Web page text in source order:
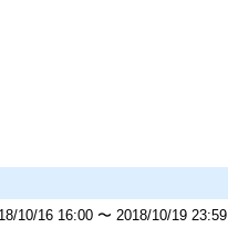
10/16 16:00 〜 2018/10/19 23:59